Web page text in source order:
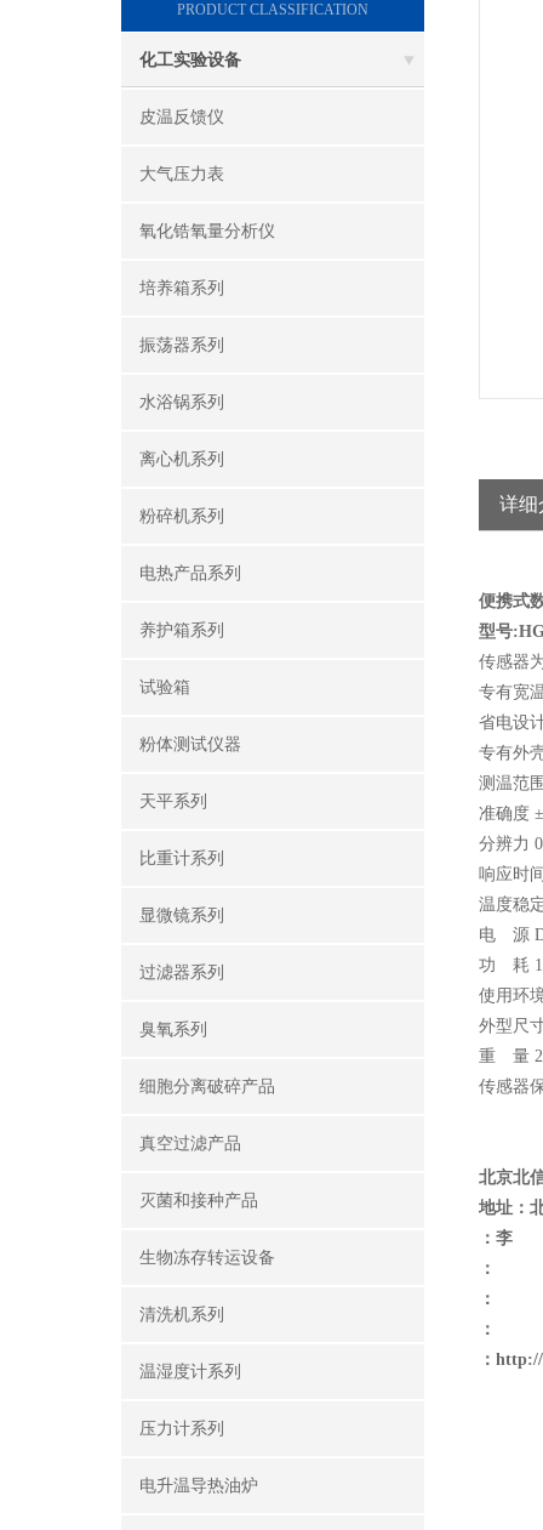
PRODUCT CLASSIFICATION
化工实验设备
皮温反馈仪
大气压力表
氧化锆氧量分析仪
培养箱系列
振荡器系列
水浴锅系列
离心机系列
粉碎机系列
电热产品系列
养护箱系列
试验箱
粉体测试仪器
天平系列
比重计系列
显微镜系列
过滤器系列
臭氧系列
细胞分离破碎产品
真空过滤产品
灭菌和接种产品
生物冻存转运设备
清洗机系列
温湿度计系列
压力计系列
电升温导热油炉
详细
便携式
型号
传感器
专有宽
省电设
专有外
测温范
准确度
分辨力
响应时
温度稳
电 源
功 耗 1
使用环
外型尺
重 量
传感器
北京北
地址：
：李
：
：
：
： http://